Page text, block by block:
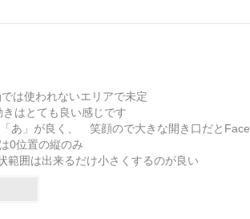
は使われないエリアで未定
きはとても良い感じです
「あ」が良く、 笑顔ので大きな開き口だと
0位置の縦のみ
範囲は出来るだけ小さくするのが良い